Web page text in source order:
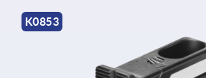
K0853